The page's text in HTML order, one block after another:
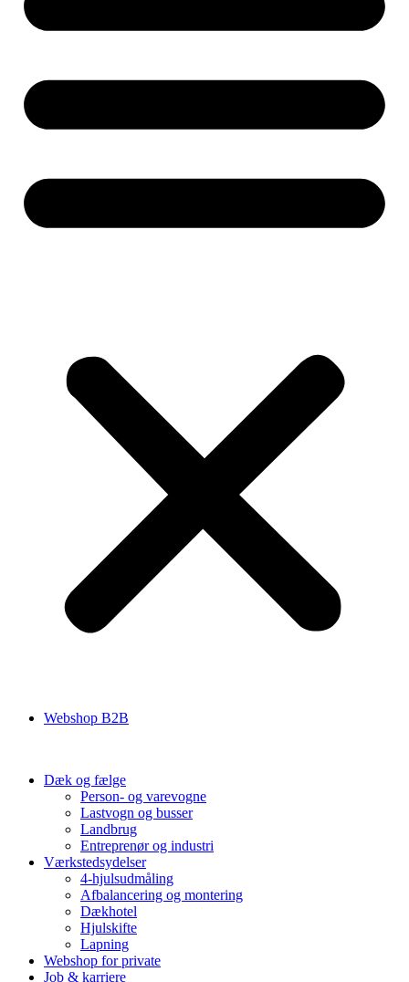
Webshop B2B
Dæk og fælge
Person- og varevogne
Lastvogn og busser
Landbrug
Entreprenør og industri
Værkstedsydelser
4-hjulsudmåling
Afbalancering og montering
Dækhotel
Hjulskifte
Lapning
Webshop for private
Job & karriere